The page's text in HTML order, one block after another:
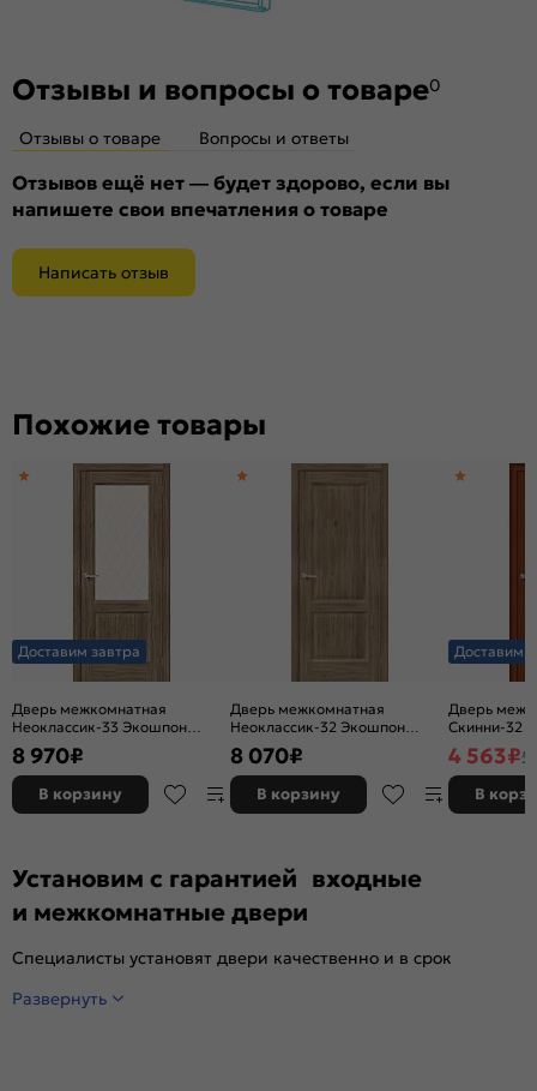
Отзывы и вопросы о товаре0
Отзывы о товаре Вопросы и ответы
Отзывов ещё нет — будет здорово, если вы
напишете свои впечатления о товаре
Написать отзыв
Похожие товары
Доставим завтра
Дверь межкомнатная
Неоклассик-33 Экошпон
Original Oak, остекленная,
white сrystal, кромка нет,
филенчатая
8 970₽
В корзину
Дверь межкомнатная
Неоклассик-32 Экошпон
Original Oak, глухая, кромка
нет, филенчатая
8 070₽
В корзину
Доставим
Дверь
Скинни-32
глухая,
4 563₽5
В
Установим с гарантией входные
и межкомнатные двери
Специалисты установят двери качественно и в срок
Развернуть